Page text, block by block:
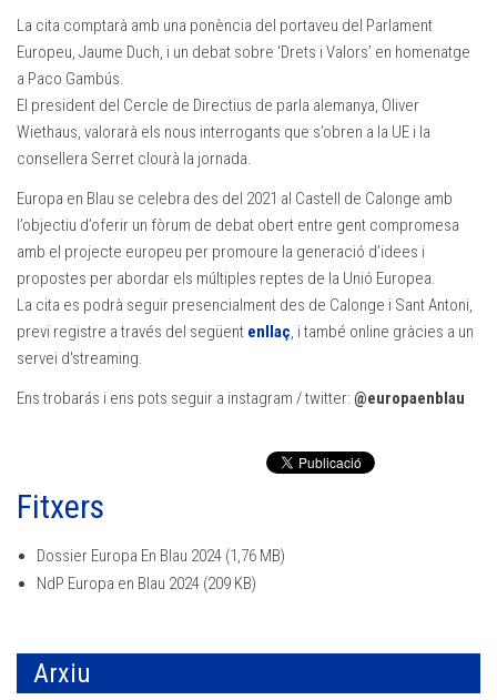
La cita comptarà amb una ponència del portaveu del Parlament
Europeu, Jaume Duch, i un debat sobre ‘Drets i Valors’ en homenatge
a Paco Gambús.
El president del Cercle de Directius de parla alemanya, Oliver
Wiethaus, valorarà els nous interrogants que s’obren a la UE i la
consellera Serret clourà la jornada.
Europa en Blau se celebra des del 2021 al Castell de Calonge amb
l’objectiu d’oferir un fòrum de debat obert entre gent compromesa
amb el projecte europeu per promoure la generació d’idees i
propostes per abordar els múltiples reptes de la Unió Europea.
La cita es podrà seguir presencialment des de Calonge i Sant Antoni,
previ registre a través del següent enllaç , i també online gràcies a un
servei d'streaming.
Ens trobarás i ens pots seguir a instagram / twitter: @europaenblau
Fitxers
Dossier Europa En Blau 2024 (1,76 MB)
NdP Europa en Blau 2024 (209 KB)
Arxiu